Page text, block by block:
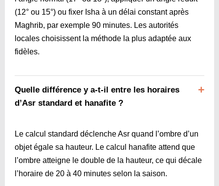
(12° ou 15°) ou fixer Isha à un délai constant après
Maghrib, par exemple 90 minutes. Les autorités
locales choisissent la méthode la plus adaptée aux
fidèles.
Quelle différence y a-t-il entre les horaires
d’Asr standard et hanafite ?
Le calcul standard déclenche Asr quand l’ombre d’un
objet égale sa hauteur. Le calcul hanafite attend que
l’ombre atteigne le double de la hauteur, ce qui décale
l’horaire de 20 à 40 minutes selon la saison.